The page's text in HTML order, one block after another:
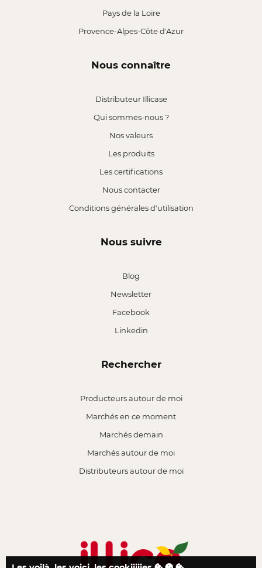
Pays de la Loire
Provence-Alpes-Côte d'Azur
Nous connaître
Distributeur Illicase
Qui sommes-nous ?
Nos valeurs
Les produits
Les certifications
Nous contacter
Conditions générales d'utilisation
Nous suivre
Blog
Newsletter
Facebook
Linkedin
Rechercher
Producteurs autour de moi
Marchés en ce moment
Marchés demain
Marchés autour de moi
Distributeurs autour de moi